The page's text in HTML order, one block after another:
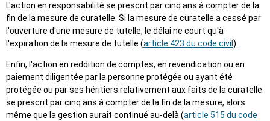
L'action en responsabilité se prescrit par cinq ans à compter de la
fin de la mesure de curatelle. Si la mesure de curatelle a cessé par
l'ouverture d'une mesure de tutelle, le délai ne court qu'à
l'expiration de la mesure de tutelle (article 423 du code civil ).
Enfin, l'action en reddition de comptes, en revendication ou en
paiement diligentée par la personne protégée ou ayant été
protégée ou par ses héritiers relativement aux faits de la curatelle
se prescrit par cinq ans à compter de la fin de la mesure, alors
même que la gestion aurait continué au-delà (article 515 du code